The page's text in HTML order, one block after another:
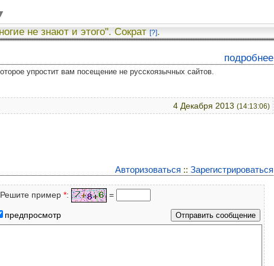
не знают и этого". Сократ [?].
подробнее
упростит вам посещение не русскоязычных сайтов.
4 Декабря 2013 (14:13:06)
Авторизоваться :: Зарегистрироваться
Решите пример *: =
предпросмотр